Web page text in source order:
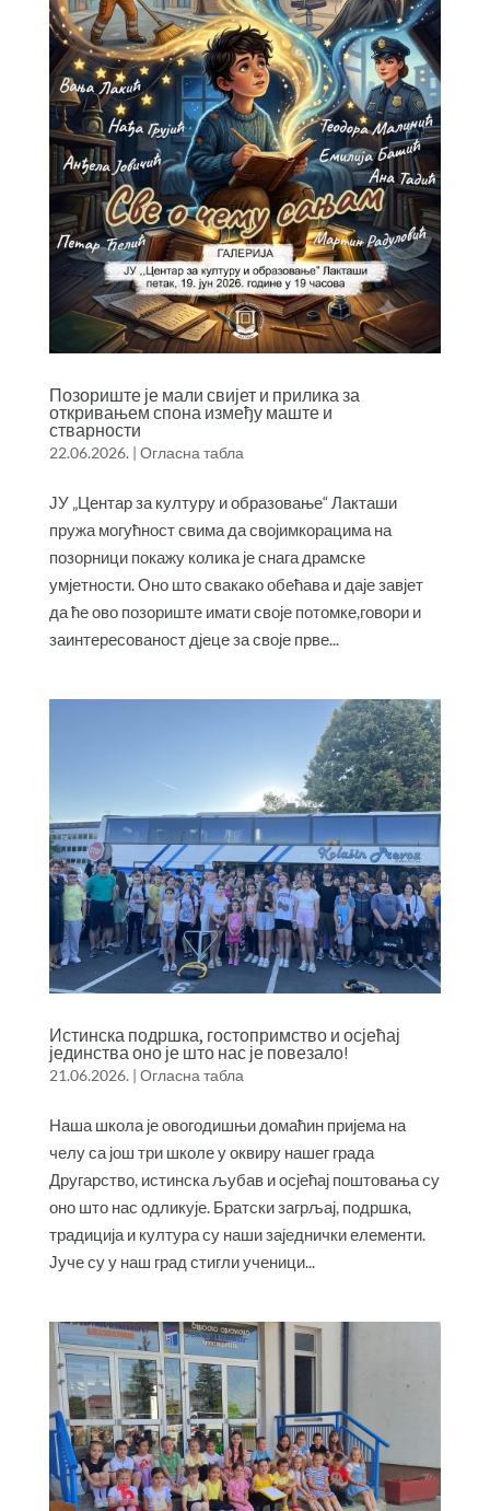
Позориште је мали свијет и прилика за
откривањем спона између маште и
стварности
22.06.2026. | Огласна табла
ЈУ „Центар за културу и образовање“ Лакташи
пружа могућност свима да својимкорацима на
позорници покажу колика је снага драмске
умјетности. Оно што свакако обећава и даје завјет
да ће ово позориште имати своје потомке,говори и
заинтересованост дјеце за своје прве...
Истинска подршка, гостопримство и осјећај
јединства оно је што нас је повезало!
21.06.2026. | Огласна табла
Наша школа је овогодишњи домаћин пријема на
челу са још три школе у оквиру нашег града
Другарство, истинска љубав и осјећај поштовања су
оно што нас одликује. Братски загрљај, подршка,
традиција и култура су наши заједнички елементи.
Јуче су у наш град стигли ученици...